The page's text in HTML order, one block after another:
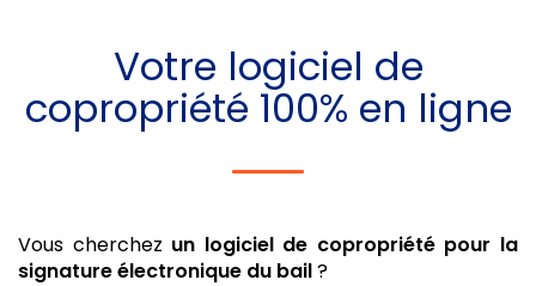
Votre logiciel de
copropriété 100% en ligne
Vous cherchez un logiciel de copropriété pour la
signature électronique du bail?